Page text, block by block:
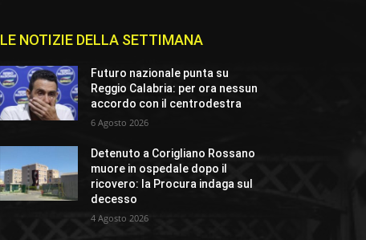
LE NOTIZIE DELLA SETTIMANA
Futuro nazionale punta su
Reggio Calabria: per ora nessun
accordo con il centrodestra
6 Agosto 2026
Detenuto a Corigliano Rossano
muore in ospedale dopo il
ricovero: la Procura indaga sul
decesso
4 Agosto 2026